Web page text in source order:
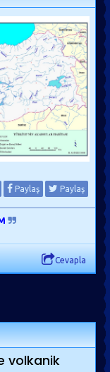
Paylaş Paylaş
Cevapla
volkanik